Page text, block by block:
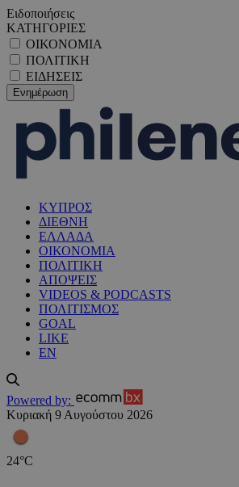
Ειδοποιήσεις
ΚΑΤΗΓΟΡΙΕΣ
ΟΙΚΟΝΟΜΙΑ
ΠΟΛΙΤΙΚΗ
ΕΙΔΗΣΕΙΣ
ΚΥΠΡΟΣ
ΔΙΕΘΝΗ
ΕΛΛΑΔΑ
ΟΙΚΟΝΟΜΙΑ
ΠΟΛΙΤΙΚΗ
ΑΠΟΨΕΙΣ
VIDEOS & PODCASTS
ΠΟΛΙΤΙΣΜΟΣ
GOAL
LIKE
EN
Powered by:
Κυριακή 9 Αυγούστου 2026
24°C